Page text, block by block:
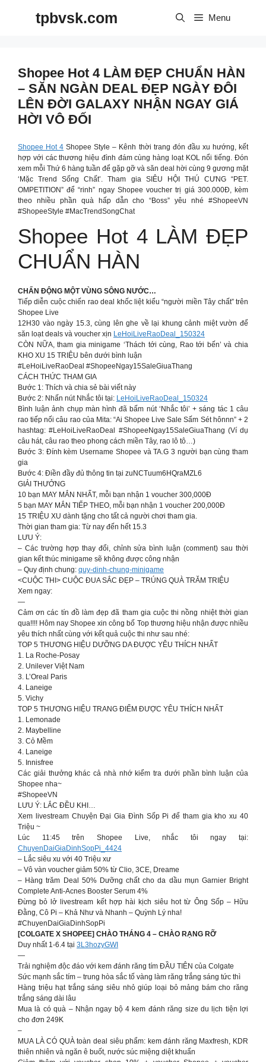
tpbvsk.com Menu
Shopee Hot 4 LÀM ĐẸP CHUẨN HÀN
– SĂN NGÀN DEAL ĐẸP NGÀY ĐÔI
LÊN ĐỜI GALAXY NHẬN NGAY GIÁ
HỜI VÔ ĐỐI
Shopee Hot 4 Shopee Style – Kênh thời trang đón đầu xu hướng, kết
hợp với các thương hiệu đình đám cùng hàng loạt KOL nổi tiếng. Đón
xem mỗi Thứ 6 hàng tuần để gặp gỡ và săn deal hời cùng 9 gương mặt
‘Mặc Trend Sống Chất’. Tham gia SIÊU HỘI THÚ CƯNG “PET.
OMPETITION” để “rinh” ngay Shopee voucher trị giá 300.000Đ, kèm
theo nhiều phần quà hấp dẫn cho “Boss” yêu nhé #ShopeeVN
#ShopeeStyle #MacTrendSongChat
Shopee Hot 4 LÀM ĐẸP
CHUẨN HÀN
CHẤN ĐỘNG MỘT VÙNG SÔNG NƯỚC…
Tiếp diễn cuộc chiến rao deal khốc liệt kiểu “người miền Tây chất” trên
Shopee Live
12H30 vào ngày 15.3, cùng lên ghe về lại khung cảnh miệt vườn để
săn loạt deals và voucher xịn LeHoiLiveRaoDeal_150324
CÒN NỮA, tham gia minigame ‘Thách tới cùng, Rao tới bến’ và chia
KHO XU 15 TRIỆU bên dưới bình luận
#LeHoiLiveRaoDeal #ShopeeNgay15SaleGiuaThang
CÁCH THỨC THAM GIA
Bước 1: Thích và chia sẻ bài viết này
Bước 2: Nhấn nút Nhắc tôi tại: LeHoiLiveRaoDeal_150324
Bình luận ảnh chụp màn hình đã bấm nút ‘Nhắc tôi’ + sáng tác 1 câu
rao tiếp nối câu rao của Mita: “Ai Shopee Live Sale Sấm Sét hônnn” + 2
hashtag: #LeHoiLiveRaoDeal #ShopeeNgay15SaleGiuaThang (Ví dụ
câu hát, câu rao theo phong cách miền Tây, rao lô tô…)
Bước 3: Đính kèm Username Shopee và TA.G 3 người bạn cùng tham
gia
Bước 4: Điền đầy đủ thông tin tại zuNCTuum6HQraMZL6
GIẢI THƯỞNG
10 bạn MAY MẮN NHẤT, mỗi bạn nhận 1 voucher 300,000Đ
5 bạn MAY MẮN TIẾP THEO, mỗi bạn nhận 1 voucher 200,000Đ
15 TRIỆU XU dành tặng cho tất cả người chơi tham gia.
Thời gian tham gia: Từ nay đến hết 15.3
LƯU Ý:
– Các trường hợp thay đổi, chỉnh sửa bình luận (comment) sau thời
gian kết thúc minigame sẽ không được công nhận
– Quy định chung: quy-dinh-chung-minigame
<CUỘC THI> CUỘC ĐUA SẮC ĐẸP – TRÚNG QUÀ TRĂM TRIỆU
Xem ngay:
—
Cảm ơn các tín đồ làm đẹp đã tham gia cuộc thi nồng nhiệt thời gian
qua!!!! Hôm nay Shopee xin công bố Top thương hiệu nhận được nhiều
yêu thích nhất cùng với kết quả cuộc thi như sau nhé:
TOP 5 THƯƠNG HIỆU DƯỠNG DA ĐƯỢC YÊU THÍCH NHẤT
1. La Roche-Posay
2. Unilever Việt Nam
3. L’Oreal Paris
4. Laneige
5. Vichy
TOP 5 THƯƠNG HIỆU TRANG ĐIỂM ĐƯỢC YÊU THÍCH NHẤT
1. Lemonade
2. Maybelline
3. Cỏ Mềm
4. Laneige
5. Innisfree
Các giải thưởng khác cả nhà nhớ kiểm tra dưới phần bình luận của
Shopee nha~
#ShopeeVN
LƯU Ý: LẮC ĐỀU KHI…
Xem livestream Chuyện Đại Gia Đình Sốp Pi để tham gia kho xu 40
Triệu ~
Lúc 11:45 trên Shopee Live, nhắc tôi ngay tại:
ChuyenDaiGiaDinhSopPi_4424
– Lắc siêu xu với 40 Triệu xư
– Vô vàn voucher giảm 50% từ Clio, 3CE, Dreame
– Hàng trăm Deal 50% Dưỡng chất cho da dầu mụn Garnier Bright
Complete Anti-Acnes Booster Serum 4%
Đừng bỏ lở livestream kết hợp hài kịch siêu hot từ Ông Sốp – Hữu
Đằng, Cô Pi – Khả Như và Nhanh – Quỳnh Lý nha!
#ChuyenDaiGiaDinhSopPi
[COLGATE X SHOPEE] CHÀO THÁNG 4 – CHÀO RẠNG RỠ
Duy nhất 1-6.4 tại 3L3hozyGWI
—
Trải nghiệm độc đáo với kem đánh răng tím ĐẦU TIÊN của Colgate
Sức mạnh sắc tím – trung hòa sắc tố vàng làm răng trắng sáng tức thì
Hàng triệu hạt trắng sáng siêu nhỏ giúp loại bỏ mảng bám cho răng
trắng sáng dài lâu
Mua là có quà – Nhận ngay bộ 4 kem đánh răng size du lịch tiện lợi
cho đơn 249K
–
MUA LÀ CÓ QUÀ toàn deal siêu phẩm: kem đánh răng Maxfresh, KDR
thiên nhiên và ngăn ê buốt, nước súc miệng diệt khuẩn